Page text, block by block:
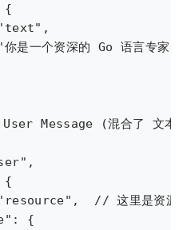
{
一个资深的 Go 语言专家，
User Message (混合了 文本
{
// 这里是资源
{